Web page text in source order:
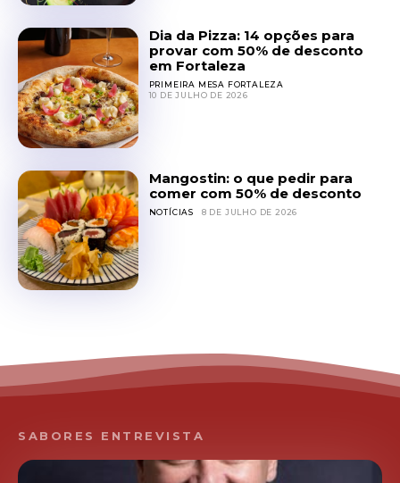
Dia da Pizza: 14 opções para
provar com 50% de desconto
em Fortaleza
PRIMEIRA MESA FORTALEZA
10 DE JULHO DE 2026
Mangostin: o que pedir para
comer com 50% de desconto
NOTÍCIAS 8 DE JULHO DE 2026
SABORES ENTREVISTA